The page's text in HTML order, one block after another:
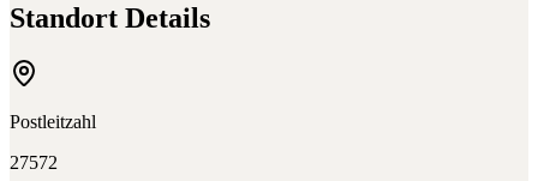
Standort Details
Postleitzahl
27572